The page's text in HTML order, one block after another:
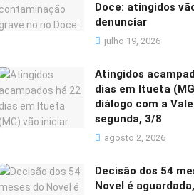
Doce: atingidos
denunciar
julho 19, 2026
Atingidos
dias em Itueta
diálogo com a
segunda, 3/8
agosto 2, 2026
Decisão dos 54
Novel é